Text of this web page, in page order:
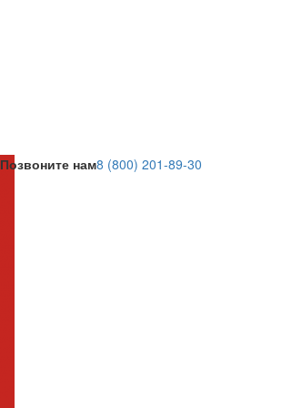
Позвоните нам8 (800) 201-89-30